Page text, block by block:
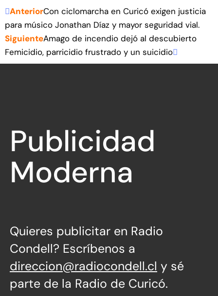
AnteriorCon ciclomarcha en Curicó exigen justicia
para músico Jonathan Díaz y mayor seguridad vial.
SiguienteAmago de incendio dejó al descubierto
Femicidio, parricidio frustrado y un suicidio
Publicidad
Moderna
Quieres publicitar en Radio
Condell? Escríbenos a
direccion@radiocondell.cl y sé
parte de la Radio de Curicó.